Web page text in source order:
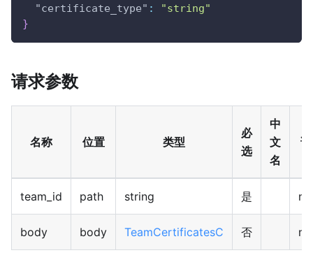
"certificate_type" :
"string"
}
请求参数
名称 位置 类型
必
选
中
文
名
team_id path string 是
body body TeamCertificatesC 否